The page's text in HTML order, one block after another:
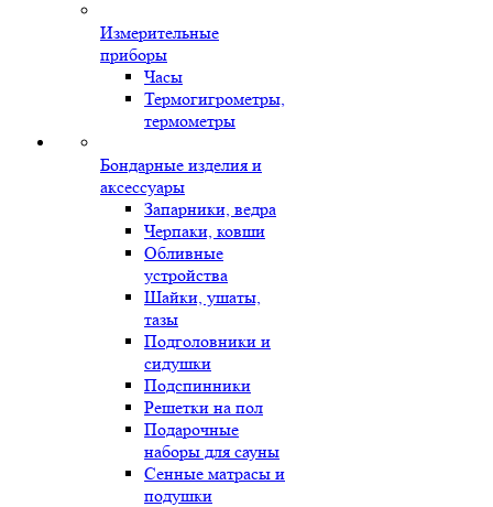
Измерительные
приборы
Часы
Термогигрометры,
термометры
Бондарные изделия и
аксессуары
Запарники, ведра
Черпаки, ковши
Обливные
устройства
Шайки, ушаты,
тазы
Подголовники и
сидушки
Подспинники
Решетки на пол
Подарочные
наборы для сауны
Сенные матрасы и
подушки